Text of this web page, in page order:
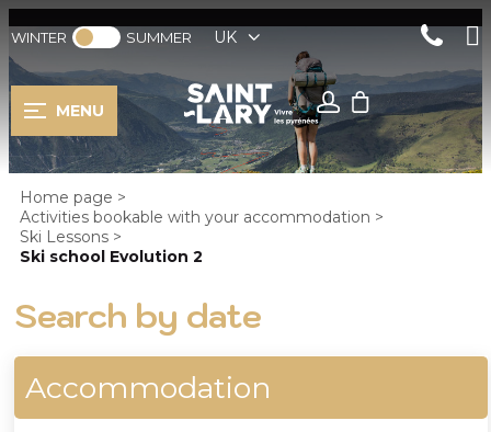
WINTER SUMMER UK
MENU
Home page >
Activities bookable with your accommodation >
Ski Lessons >
Ski school Evolution 2
Search by date
Accommodation